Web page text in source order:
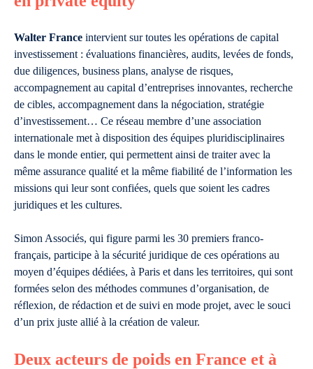
Walter France intervient sur toutes les opérations de capital
investissement : évaluations financières, audits, levées de fonds,
due diligences, business plans, analyse de risques,
accompagnement au capital d’entreprises innovantes, recherche
de cibles, accompagnement dans la négociation, stratégie
d’investissement… Ce réseau membre d’une association
internationale met à disposition des équipes pluridisciplinaires
dans le monde entier, qui permettent ainsi de traiter avec la
même assurance qualité et la même fiabilité de l’information les
missions qui leur sont confiées, quels que soient les cadres
juridiques et les cultures.
Simon Associés, qui figure parmi les 30 premiers franco-
français, participe à la sécurité juridique de ces opérations au
moyen d’équipes dédiées, à Paris et dans les territoires, qui sont
formées selon des méthodes communes d’organisation, de
réflexion, de rédaction et de suivi en mode projet, avec le souci
d’un prix juste allié à la création de valeur.
Deux acteurs de poids en France et à